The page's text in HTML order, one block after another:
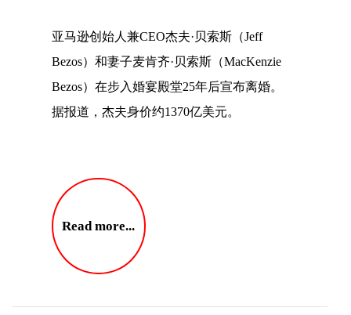
亚马逊创始人兼CEO杰夫·贝索斯（Jeff
Bezos）和妻子麦肯齐·贝索斯（MacKenzie
Bezos）在步入婚宴殿堂25年后宣布离婚。
据报道，杰夫身价约1370亿美元。
Read more...